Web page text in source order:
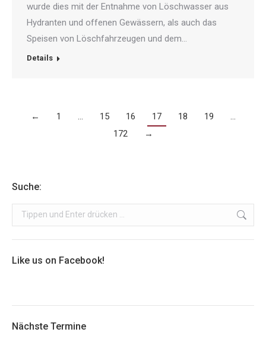
wurde dies mit der Entnahme von Löschwasser aus
Hydranten und offenen Gewässern, als auch das
Speisen von Löschfahrzeugen und dem…
Details
← 1 … 15 16 17 18 19
…
172
→
Suche:
Search:
Like us on Facebook!
Nächste Termine